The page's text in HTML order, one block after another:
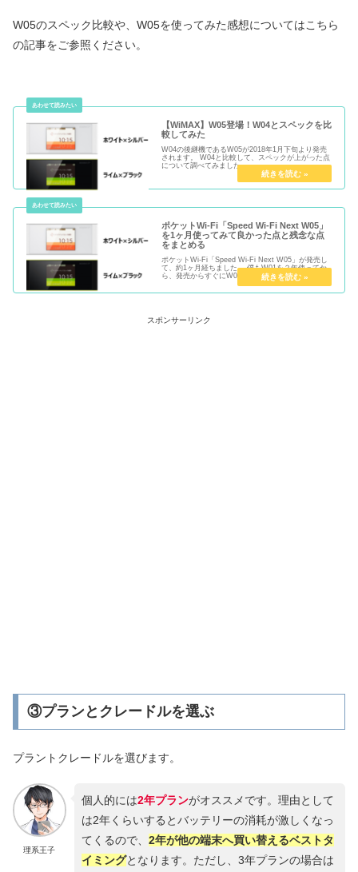
W05のスペック比較や、W05を使ってみた感想についてはこちら
の記事をご参照ください。
【WiMAX】W05登場！W04とスペックを比
較してみた
W04の後継機であるW05が2018年1月下旬より発売
されます。 W04と比較して、スペックが上がった点
について調べてみました。
ポケットWi-Fi「Speed Wi-Fi Next W05」
を1ヶ月使ってみて良かった点と残念な点
をまとめる
ポケットWi-Fi「Speed Wi-Fi Next W05」が発売し
て、約1ヶ月経ちました。 僕もW01を２年使ってか
ら、発売からすぐにW05に乗り換えました。今回
は、1ヶ月間W05を使ってみた感想をご紹介いたしま
す。
スポンサーリンク
③プランとクレードルを選ぶ
プラントクレードルを選びます。
理系王子
個人的には2年プランがオススメです。理由として
は2年くらいするとバッテリーの消耗が激しくなっ
てくるので、 2年が他の端末へ買い替えるベストタ
イミングとなります。ただし、3年プランの場合は